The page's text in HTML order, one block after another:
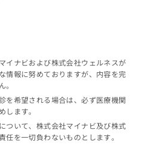
イナビおよび株式会社ウェルネスが
情報に努めておりますが、内容を完
を希望される場合は、必ず医療機関
します。
ついて、株式会社マイナビ及び株式
を一切負わないものとします。